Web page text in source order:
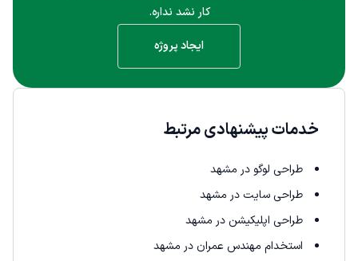
کار نشد نداره.
ایجاد پروژه
خدمات پیشنهادی مرتبط
طراحی لوگو در مشهد
طراحی سایت در مشهد
طراحی اپلیکیشن در مشهد
استخدام مهندس عمران در مشهد